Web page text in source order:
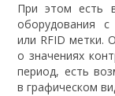
При этом есть
оборудования с
или RFID метки.
о значениях
период, есть
в графическом